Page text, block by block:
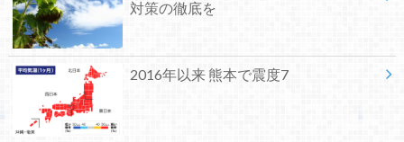
対策の徹底を
2016年以来 熊本で震度7